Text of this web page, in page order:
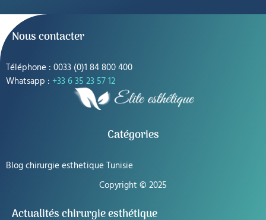
Nous contacter
Téléphone : 0033 (0)1 84 800 400
Whatsapp : +33 6 35 23 57 12
Catégories
Blog chirurgie esthetique Tunisie
Copyright © 2025
Actualités chirurgie esthétique